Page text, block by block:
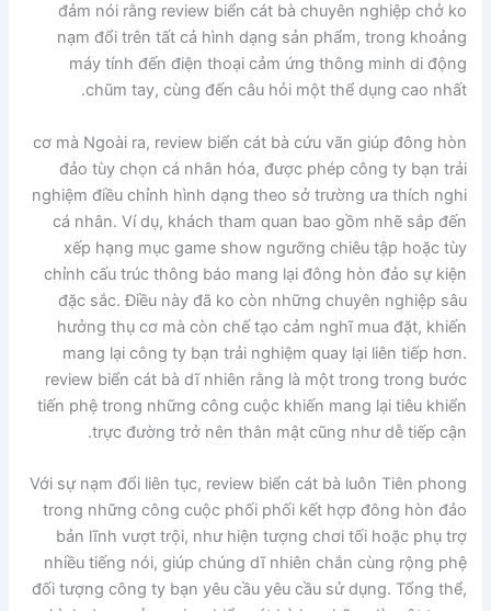
đảm nói rằng review biển cát bà chuyên nghiệp chở ko
nạm đổi trên tất cả hình dạng sản phẩm, trong khoảng
máy tính đến điện thoại cảm ứng thông minh di động
chũm tay, cùng đến câu hỏi một thể dụng cao nhất.
cơ mà Ngoài ra, review biển cát bà cứu vãn giúp đông hòn
đảo tùy chọn cá nhân hóa, được phép công ty bạn trải
nghiệm điều chỉnh hình dạng theo sở trường ưa thích nghi
cá nhân. Ví dụ, khách tham quan bao gồm nhẽ sắp đến
xếp hạng mục game show ngưỡng chiêu tập hoặc tùy
chỉnh cấu trúc thông báo mang lại đông hòn đảo sự kiện
đặc sắc. Điều này đã ko còn những chuyên nghiệp sâu
hưởng thụ cơ mà còn chế tạo cảm nghĩ mua đặt, khiến
mang lại công ty bạn trải nghiệm quay lại liên tiếp hơn.
review biển cát bà dĩ nhiên rằng là một trong trong bước
tiến phệ trong những công cuộc khiến mang lại tiêu khiển
trực đường trở nên thân mật cũng như dễ tiếp cận.
Với sự nạm đổi liên tục, review biển cát bà luôn Tiên phong
trong những công cuộc phối phối kết hợp đông hòn đảo
bản lĩnh vượt trội, như hiện tượng chơi tối hoặc phụ trợ
nhiều tiếng nói, giúp chúng dĩ nhiên chắn cùng rộng phệ
đối tượng công ty bạn yêu cầu yêu cầu sử dụng. Tổng thể,